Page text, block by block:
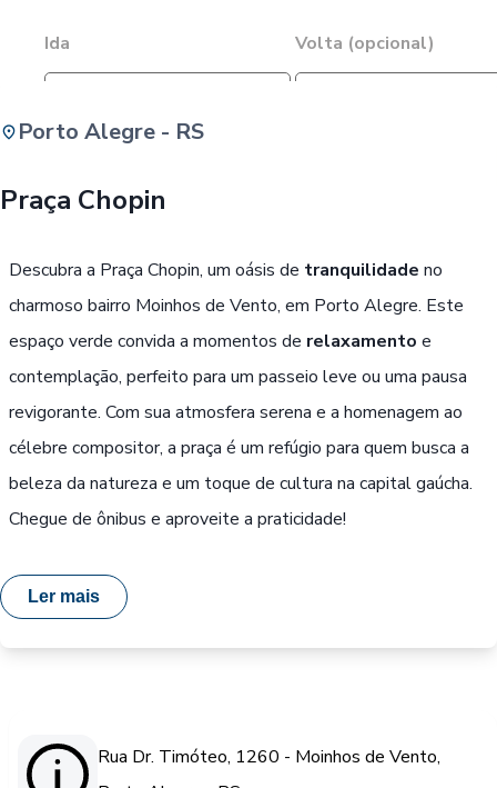
Ida Volta (opcional)
Porto Alegre - RS
Praça Chopin
Descubra a Praça Chopin, um oásis de tranquilidade no
charmoso bairro Moinhos de Vento, em Porto Alegre. Este
espaço verde convida a momentos de relaxamento e
contemplação, perfeito para um passeio leve ou uma pausa
revigorante. Com sua atmosfera serena e a homenagem ao
célebre compositor, a praça é um refúgio para quem busca a
beleza da natureza e um toque de cultura na capital gaúcha.
Chegue de ônibus e aproveite a praticidade!
Ler mais
Rua Dr. Timóteo, 1260 - Moinhos de Vento,